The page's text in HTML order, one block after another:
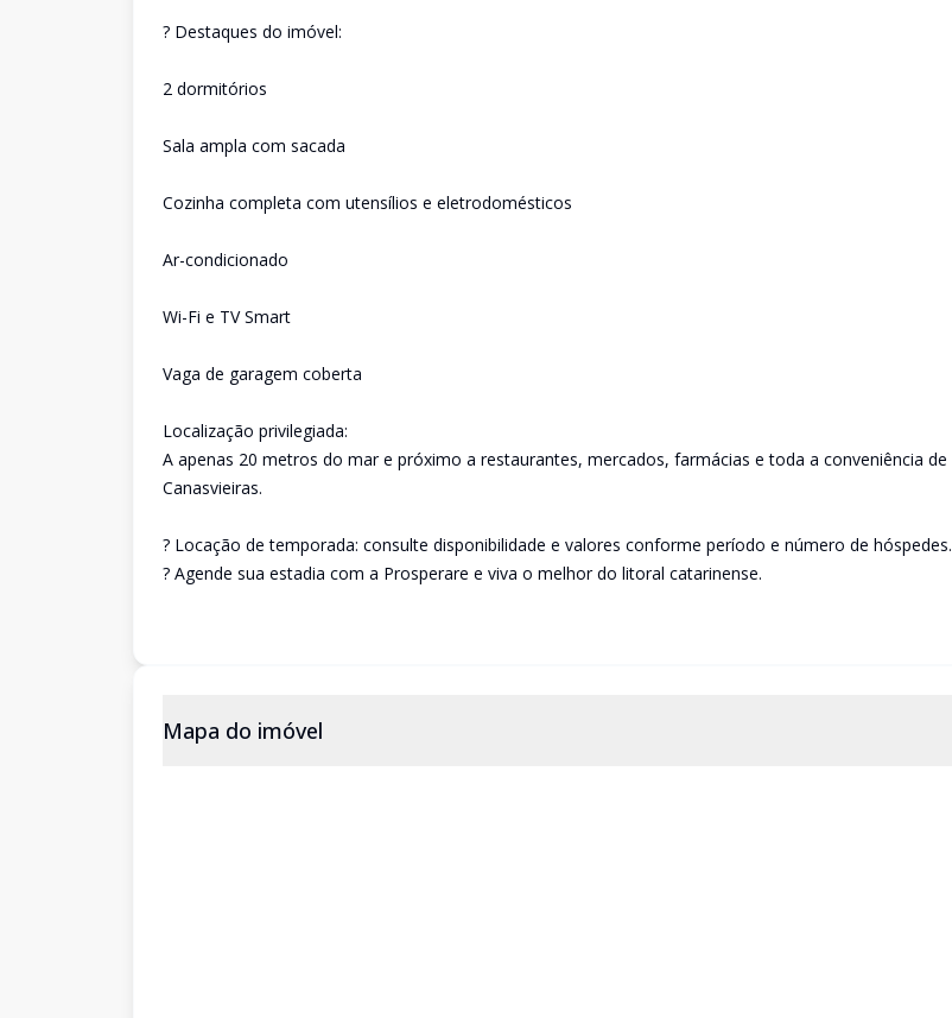
? Destaques do imóvel:
2 dormitórios
Sala ampla com sacada
Cozinha completa com utensílios e eletrodomésticos
Ar-condicionado
Wi-Fi e TV Smart
Vaga de garagem coberta
Localização privilegiada:
A apenas 20 metros do mar e próximo a restaurantes, mercados, farmácias e toda a conveniência de
Canasvieiras.
? Locação de temporada: consulte disponibilidade e valores conforme período e número de hóspedes.
? Agende sua estadia com a Prosperare e viva o melhor do litoral catarinense.
Mapa do imóvel